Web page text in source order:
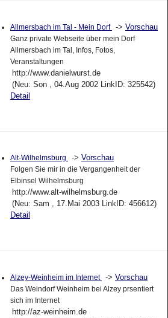
Allmersbach im Tal - Mein Dorf -> Vorschau
Ganz private Webseite über mein Dorf
Allmersbach im Tal, Infos, Fotos,
Veranstaltungen
http://www.danielwurst.de
(Neu: Son , 04.Aug 2002 LinkID: 325542)
Detail
Alt-Wilhelmsburg -> Vorschau
Folgen Sie mir in die Vergangenheit der
Elbinsel Wilhelmsburg
http://www.alt-wilhelmsburg.de
(Neu: Sam , 17.Mai 2003 LinkID: 456612)
Detail
Alzey-Weinheim im Internet -> Vorschau
Das Weindorf Weinheim bei Alzey prsentiert
sich im Internet
http://az-weinheim.de